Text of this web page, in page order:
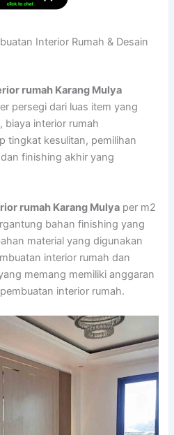
Interior Rumah & Desain
rumah Karang Mulya
persegi dari luas item yang
biaya interior rumah
tingkat kesulitan, pemilihan
finishing akhir yang
rumah Karang Mulya per m2
bahan finishing yang
material yang digunakan
interior rumah dan
memang memiliki anggaran
interior rumah.